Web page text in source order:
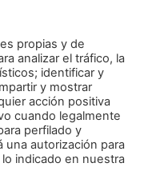
propias y de
analizar el tráfico, la
identificar y
y mostrar
acción positiva
cuando legalmente
perfilado y
una autorización para
indicado en nuestra